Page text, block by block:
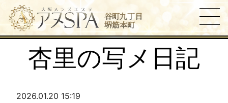
谷町九丁目
堺筋本町
杏里の写メ日記
2026.01.20 15:19